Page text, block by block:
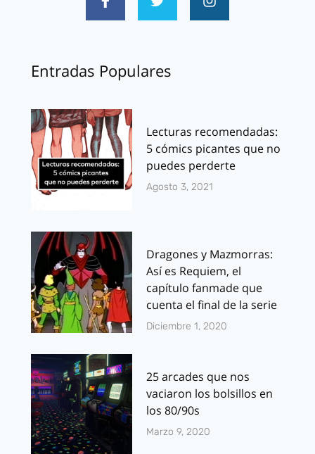
Entradas Populares
Lecturas recomendadas:
5 cómics picantes que no
puedes perderte
Agosto 3, 2021
Dragones y Mazmorras:
Así es Requiem, el
capítulo fanmade que
cuenta el final de la serie
Diciembre 1, 2020
25 arcades que nos
vaciaron los bolsillos en
los 80/90s
Marzo 9, 2020